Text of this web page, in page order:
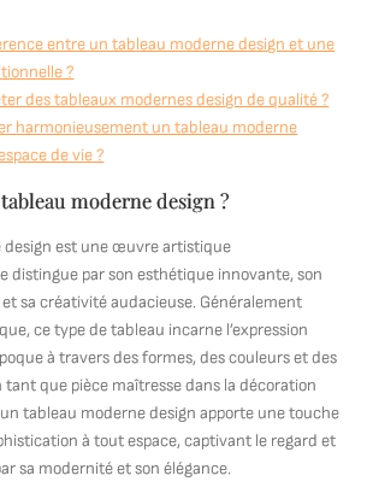
entre un tableau moderne design et une
?
des tableaux modernes design de qualité ?
harmonieusement un tableau moderne
de vie ?
moderne design ?
design est une œuvre artistique
distingue par son esthétique innovante, son
sa créativité audacieuse. Généralement
ce type de tableau incarne l’expression
à travers des formes, des couleurs et des
que pièce maîtresse dans la décoration
tableau moderne design apporte une touche
à tout espace, captivant le regard et
sa modernité et son élégance.